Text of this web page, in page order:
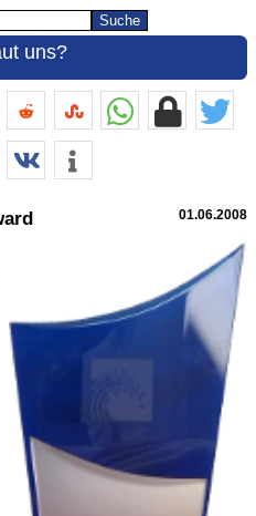
uns?
01.06.2008